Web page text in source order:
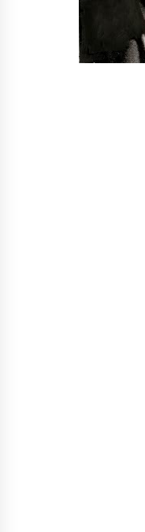
17/10/2025
Gazeta Kallarati nr. 115
14/10/2025
Faksimilet e një 83
KALLARATI NË
EDHE SI NJË BANOR I